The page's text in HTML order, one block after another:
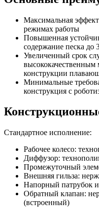
Максимальная
режимах работы
Повышенная
содержание песка до
Увеличенный срок
высококачественным
конструкции
Минимальные
конструкция с
Стандартное исполнение:
Рабочее колесо:
Диффузор:
Промежуточный
Внешняя гильза:
Напорный патрубок
Обратный клапан:
(встроенный)